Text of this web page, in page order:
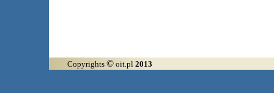
Copyrights © oit.pl 2013